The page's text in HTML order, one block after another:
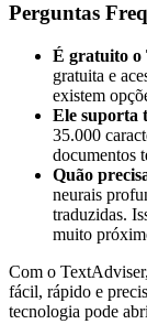
Perguntas
É gratuito o
gratuita e
existem
Ele suporta
35.000
documentos
Quão
neurais
traduzidas.
muito
Com o
fácil, rápido e
tecnologia pode